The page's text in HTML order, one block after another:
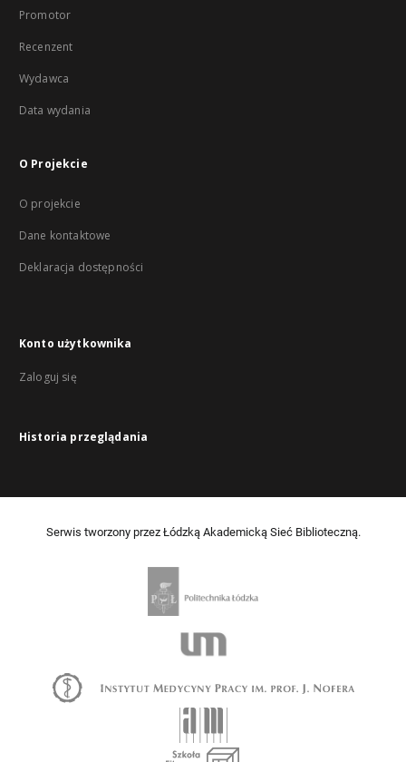
Promotor
Recenzent
Wydawca
Data wydania
O Projekcie
O projekcie
Dane kontaktowe
Deklaracja dostępności
Konto użytkownika
Zaloguj się
Historia przeglądania
Serwis tworzony przez Łódzką Akademicką Sieć Biblioteczną.